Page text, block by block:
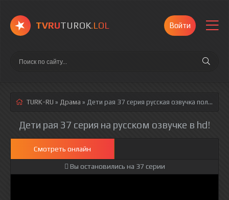
TVRUTUROK.LOL Войти
TURK-RU » Драма » Дети рая 37 серия русская озвучка полностью смотреть онлайн!
Дети рая 37 серия на русском озвучке в hd!
Смотреть онлайн
Вы остановились на 37 серии